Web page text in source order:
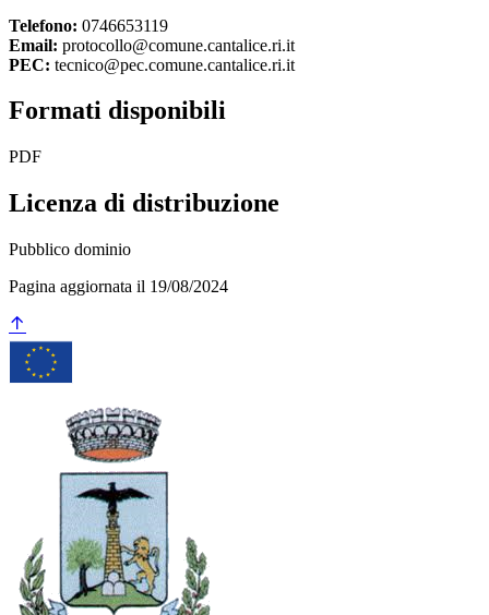
Telefono: 0746653119
Email: protocollo@comune.cantalice.ri.it
PEC: tecnico@pec.comune.cantalice.ri.it
Formati disponibili
PDF
Licenza di distribuzione
Pubblico dominio
Pagina aggiornata il 19/08/2024